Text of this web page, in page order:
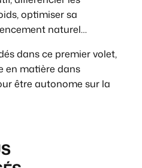
optimiser sa
naturel…
dans ce premier volet,
en matière dans
être autonome sur la